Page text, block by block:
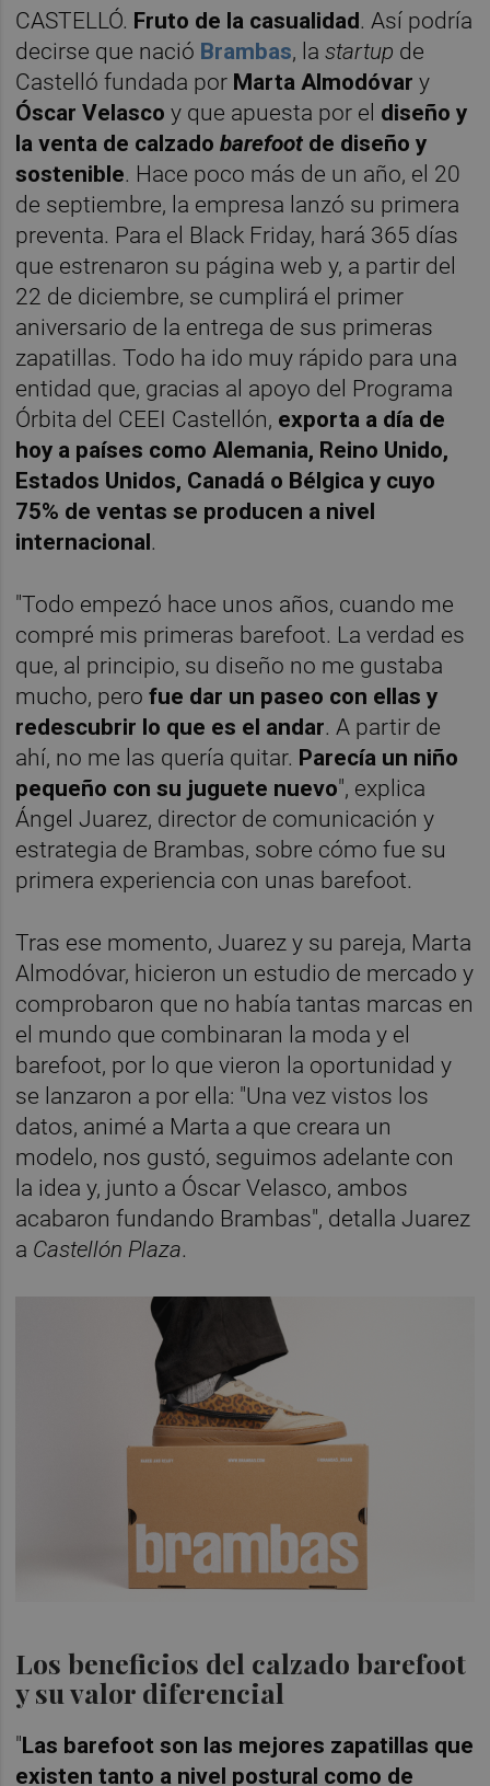
CASTELLÓ. Fruto de la casualidad. Así podría
decirse que nació Brambas, lastartup de
Castelló fundada por Marta Almodóvar y
Óscar Velascoy que apuesta por el diseño y
la venta de calzadobarefoot de diseño y
sostenible. Hace poco más de un año, el 20
de septiembre, la empresa lanzó su primera
preventa. Para el Black Friday, hará 365 días
que estrenaron su página web y, a partir del
22 de diciembre, se cumplirá el primer
aniversario de la entrega de sus primeras
zapatillas. Todo ha ido muy rápido para una
entidad que, gracias al apoyo del Programa
Órbita del CEEI Castellón, exporta a día de
hoy a países como Alemania, Reino Unido,
Estados Unidos, Canadá o Bélgica y cuyo
75% de ventas se producen a nivel
internacional.
"Todo empezó hace unos años, cuando me
compré mis primeras barefoot. La verdad es
que, al principio, su diseño no me gustaba
mucho, perofue dar un paseo con ellas y
redescubrir lo que es el andar. A partir de
ahí, no me las quería quitar. Parecía un niño
pequeño con su juguete nuevo", explica
Ángel Juarez, director de comunicación y
estrategia de Brambas, sobre cómo fue su
primera experiencia con unas barefoot.
Tras ese momento, Juarez y su pareja, Marta
Almodóvar, hicieron un estudio de mercado y
comprobaron que no había tantas marcas en
el mundo que combinaran la moda y el
barefoot, por lo que vieron la oportunidad y
se lanzaron a por ella: "Una vez vistos los
datos, animé a Marta a que creara un
modelo, nos gustó, seguimos adelante con
la idea y, junto a Óscar Velasco, ambos
acabaron fundando Brambas", detalla Juarez
a Castellón Plaza.
Los beneficios del calzado barefoot
y su valor diferencial
"Las barefoot son las mejores zapatillas que
existen tanto a nivel postural como de